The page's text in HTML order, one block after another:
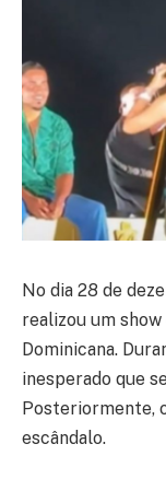
No dia 28 de
realizou um
Dominicana.
inesperado que
Posteriormente,
escândalo.